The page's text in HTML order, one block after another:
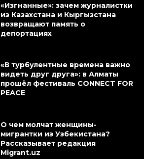
«Изгнанные»: зачем журналистки
из Казахстана и Кыргызстана
возвращают память о
депортациях
«В турбулентные времена важно
видеть друг друга»: в Алматы
прошёл фестиваль CONNECT FOR
PEACE
О чем молчат женщины-
мигрантки из Узбекистана?
Рассказывает редакция
Migrant.uz